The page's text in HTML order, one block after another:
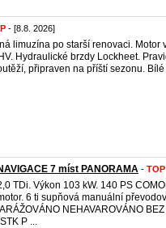
- [8.8. 2026]
limuzína po starší renovaci. Motor
Hydraulické brzdy Lockheet.
připraven na příští sezonu. Bílé
7 míst PANORAMA - TOP
TDi. Výkon 103 kW. 140 PS
6 ti supňová manuální
NEHAVAROVÁNO
P ...